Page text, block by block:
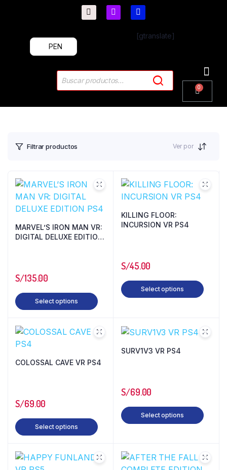
[gtranslate]
PEN
Filtrar productos Ver por
MARVEL’S IRON MAN VR:
DIGITAL DELUXE EDITION
S/135.00
Select options
KILLING FLOOR:
INCURSION VR PS4
S/45.00
Select options
COLOSSAL CAVE VR PS4
S/69.00
Select options
SURV1V3 VR PS4
S/69.00
Select options